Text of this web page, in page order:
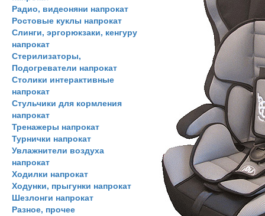
Радио, видеоняни напрокат
Ростовые куклы напрокат
Слинги, эргорюкзаки, кенгуру
напрокат
Стерилизаторы,
Подогреватели напрокат
Столики интерактивные
напрокат
Стульчики для кормления
напрокат
Тренажеры напрокат
Турнички напрокат
Увлажнители воздуха
напрокат
Ходилки напрокат
Ходунки, прыгунки напрокат
Шезлонги напрокат
Разное, прочее